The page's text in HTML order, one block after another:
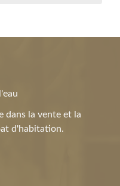
dans la vente et la
d'habitation.